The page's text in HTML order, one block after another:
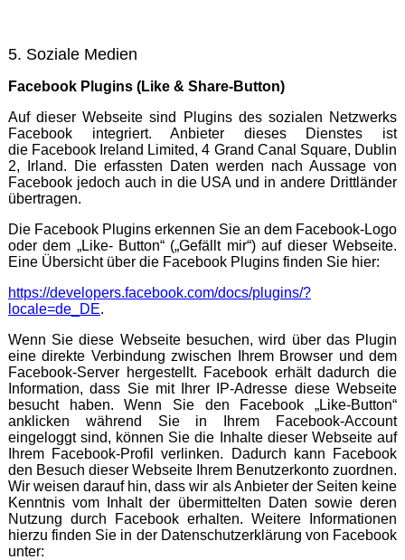
5. Soziale Medien
Facebook Plugins (Like & Share-Button)
Auf dieser Webseite sind Plugins des sozialen Netzwerks
Facebook integriert. Anbieter dieses Dienstes ist
die Facebook Ireland Limited, 4 Grand Canal Square, Dublin
2, Irland. Die erfassten Daten werden nach Aussage von
Facebook jedoch auch in die USA und in andere Drittländer
übertragen.
Die Facebook Plugins erkennen Sie an dem Facebook-Logo
oder dem „Like- Button“ („Gefällt mir“) auf dieser Webseite.
Eine Übersicht über die Facebook Plugins finden Sie hier:
https://developers.facebook.com/docs/plugins/?
locale=de_DE.
Wenn Sie diese Webseite besuchen, wird über das Plugin
eine direkte Verbindung zwischen Ihrem Browser und dem
Facebook-Server hergestellt. Facebook erhält dadurch die
Information, dass Sie mit Ihrer IP-Adresse diese Webseite
besucht haben. Wenn Sie den Facebook „Like-Button“
anklicken während Sie in Ihrem Facebook-Account
eingeloggt sind, können Sie die Inhalte dieser Webseite auf
Ihrem Facebook-Profil verlinken. Dadurch kann Facebook
den Besuch dieser Webseite Ihrem Benutzerkonto zuordnen.
Wir weisen darauf hin, dass wir als Anbieter der Seiten keine
Kenntnis vom Inhalt der übermittelten Daten sowie deren
Nutzung durch Facebook erhalten. Weitere Informationen
hierzu finden Sie in der Datenschutzerklärung von Facebook
unter: